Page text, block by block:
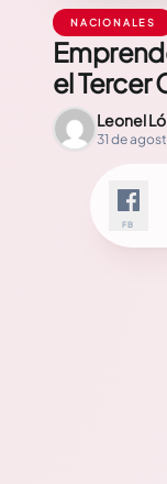
NACIONALES
el Tercer
Leonel
31 de
FB